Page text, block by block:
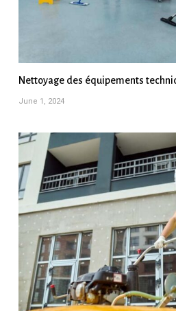
Nettoyage des équipements
June 1, 2024